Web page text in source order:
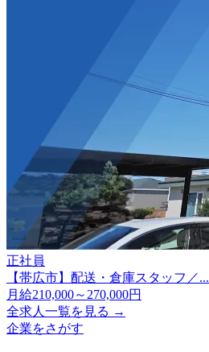
正社員
【帯広市】配送・倉庫スタッフ／...
月給210,000～270,000円
全求人一覧を見る →
企業をさがす